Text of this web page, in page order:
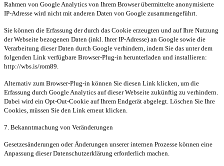
Rahmen von Google Analytics von Ihrem Browser übermittelte anonymisierte
IP-Adresse wird nicht mit anderen Daten von Google zusammengeführt.
Sie können die Erfassung der durch das Cookie erzeugten und auf Ihre Nutzung
der Webseite bezogenen Daten (inkl. Ihrer IP-Adresse) an Google sowie die
Verarbeitung dieser Daten durch Google verhindern, indem Sie das unter dem
folgenden Link verfügbare Browser-Plug-in herunterladen und installieren:
http://wbs.is/rom89.
Alternativ zum Browser-Plug-in können Sie diesen Link klicken, um die
Erfassung durch Google Analytics auf dieser Webseite zukünftig zu verhindern.
Dabei wird ein Opt-Out-Cookie auf Ihrem Endgerät abgelegt. Löschen Sie Ihre
Cookies, müssen Sie den Link erneut klicken.
7. Bekanntmachung von Veränderungen
Gesetzesänderungen oder Änderungen unserer internen Prozesse können eine
Anpassung dieser Datenschutzerklärung erforderlich machen.